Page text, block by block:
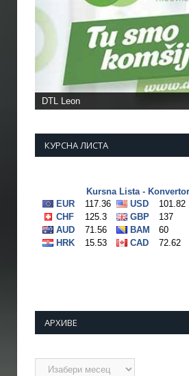
DTL Leon
КУРСНА ЛИСТА
АРХИВЕ
Архиве